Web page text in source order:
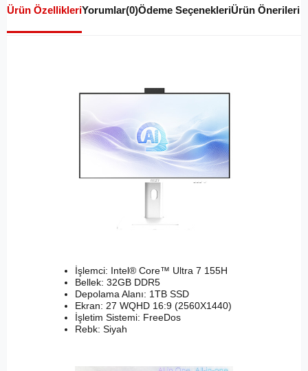
Ürün ÖzellikleriYorumlar(0)Ödeme SeçenekleriÜrün Önerileri
İşlemci: Intel® Core™ Ultra 7 155H
Bellek: 32GB DDR5
Depolama Alanı: 1TB SSD
Ekran: 27 WQHD 16:9 (2560X1440)
İşletim Sistemi: FreeDos
Rebk: Siyah